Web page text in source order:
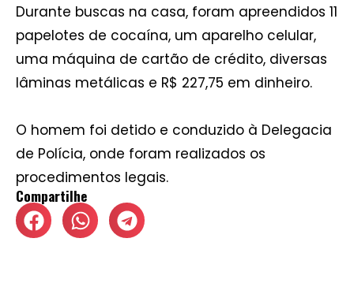
Durante buscas na casa, foram apreendidos 11
papelotes de cocaína, um aparelho celular,
uma máquina de cartão de crédito, diversas
lâminas metálicas e R$ 227,75 em dinheiro.
O homem foi detido e conduzido à Delegacia
de Polícia, onde foram realizados os
procedimentos legais.
Compartilhe